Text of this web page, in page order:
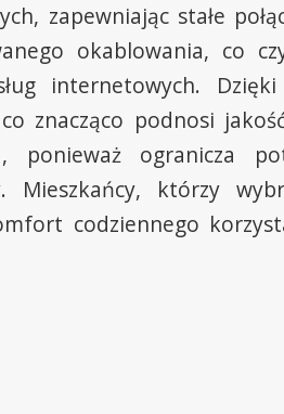
zapewniając stałe
okablowania, co
internetowych.
znacząco podnosi
ponieważ ogranicza
Mieszkańcy, którzy
codziennego